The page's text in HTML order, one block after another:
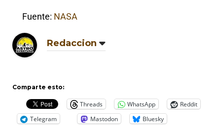
Fuente: NASA
Redaccion
Comparte esto:
Threads WhatsApp
Reddit
Telegram
Mastodon Bluesky